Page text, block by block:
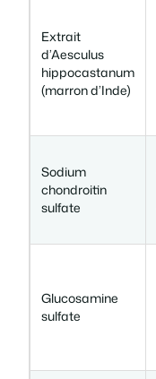
Extrait
d’Aesculus
hippocastanum
(marron d’Inde)
Sodium
chondroitin
sulfate
Glucosamine
sulfate